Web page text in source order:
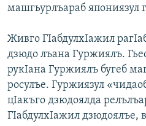
машгьурлъараб япониязул
Живго ГIабдулхIажил
дзюдо лъана Гуржиялъ.
рукIана Гуржиялъ бугеб
росулъе. Гуржиязул
цIакъго дзюдоялда
ГIабдулхIажил дзюдоялъе,